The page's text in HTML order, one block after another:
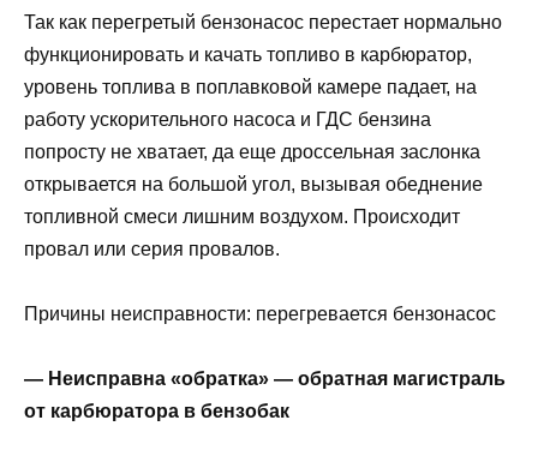
Так как перегретый бензонасос перестает нормально
функционировать и качать топливо в карбюратор,
уровень топлива в поплавковой камере падает, на
работу ускорительного насоса и ГДС бензина
попросту не хватает, да еще дроссельная заслонка
открывается на большой угол, вызывая обеднение
топливной смеси лишним воздухом. Происходит
провал или серия провалов.
Причины неисправности: перегревается бензонасос
— Неисправна «обратка» — обратная магистраль
от карбюратора в бензобак